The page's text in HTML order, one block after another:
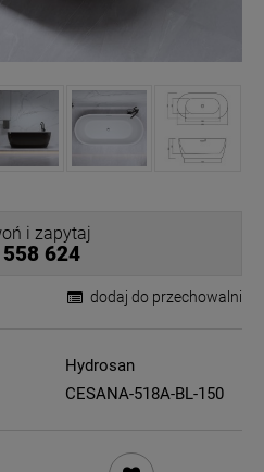
i zapytaj
624
dodaj do przechowalni
Hydrosan
CESANA-518A-BL-150